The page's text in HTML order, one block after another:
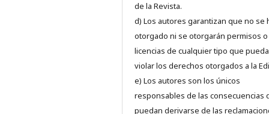
de la Revista.
d) Los autores garantizan que no se
otorgado ni se otorgarán permisos o
licencias de cualquier tipo que
violar los derechos otorgados a la
e) Los autores son los únicos
responsables de las consecuencias
puedan derivarse de las